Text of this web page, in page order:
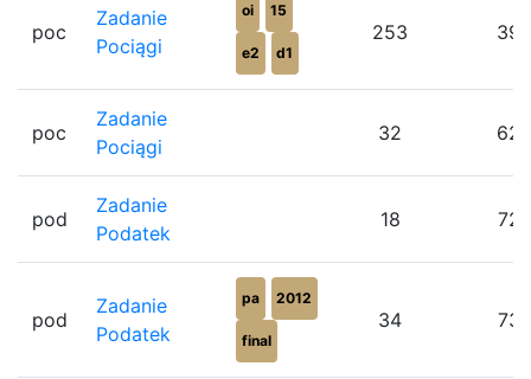
poc
Zadanie
Pociągi
oi 15
e2 d1
253
poc
Zadanie
Pociągi
32
pod
Zadanie
Podatek
18
pod
Zadanie
Podatek
pa 2012
final
34